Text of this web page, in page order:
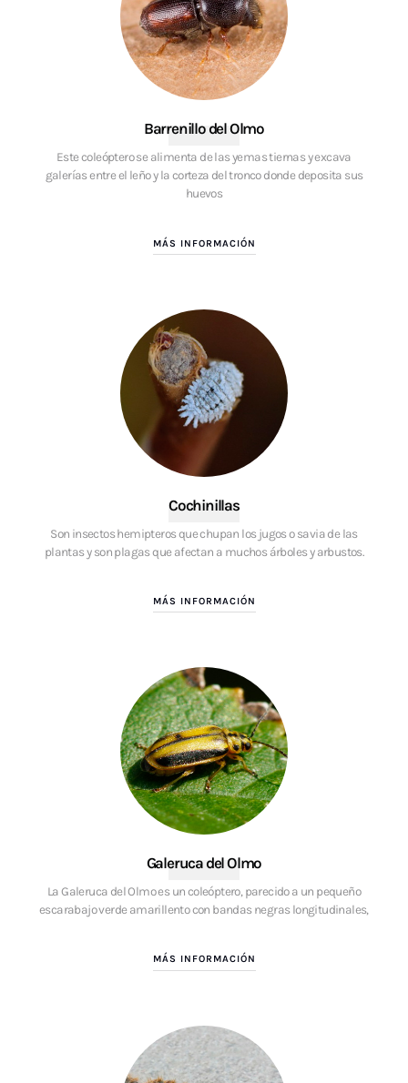
Barrenillo del Olmo
Este coleóptero se alimenta de las yemas tiernas y excava
galerías entre el leño y la corteza del tronco donde deposita sus
huevos
MÁS INFORMACIÓN
Cochinillas
Son insectos hemipteros que chupan los jugos o savia de las
plantas y son plagas que afectan a muchos árboles y arbustos.
MÁS INFORMACIÓN
Galeruca del Olmo
La Galeruca del Olmo es un coleóptero, parecido a un pequeño
escarabajo verde amarillento con bandas negras longitudinales,
MÁS INFORMACIÓN